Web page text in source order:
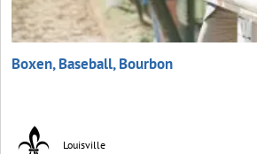
Boxen, Baseball, Bourbon
Louisville